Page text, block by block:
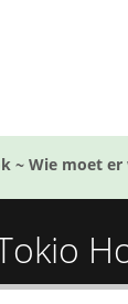
~ Wie moet